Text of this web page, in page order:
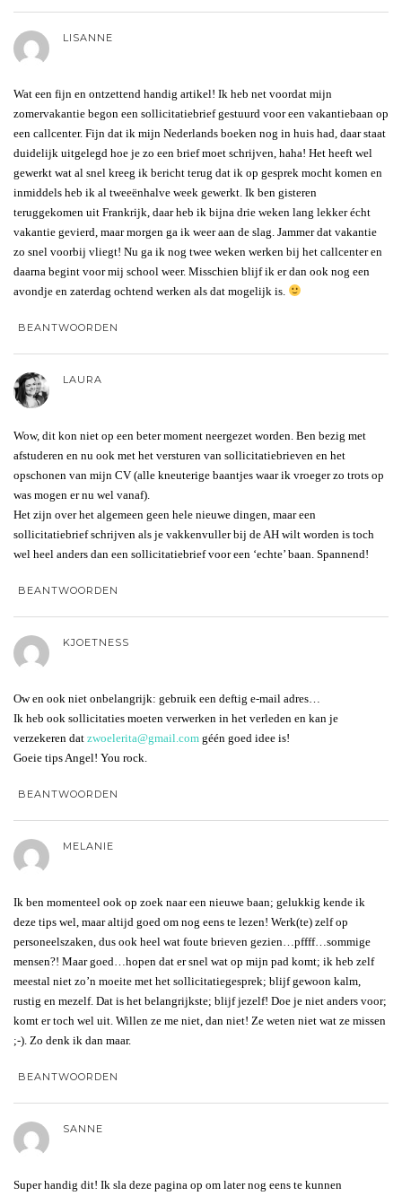
LISANNE
Wat een fijn en ontzettend handig artikel! Ik heb net voordat mijn
zomervakantie begon een sollicitatiebrief gestuurd voor een vakantiebaan op
een callcenter. Fijn dat ik mijn Nederlands boeken nog in huis had, daar staat
duidelijk uitgelegd hoe je zo een brief moet schrijven, haha! Het heeft wel
gewerkt wat al snel kreeg ik bericht terug dat ik op gesprek mocht komen en
inmiddels heb ik al tweeënhalve week gewerkt. Ik ben gisteren
teruggekomen uit Frankrijk, daar heb ik bijna drie weken lang lekker écht
vakantie gevierd, maar morgen ga ik weer aan de slag. Jammer dat vakantie
zo snel voorbij vliegt! Nu ga ik nog twee weken werken bij het callcenter en
daarna begint voor mij school weer. Misschien blijf ik er dan ook nog een
avondje en zaterdag ochtend werken als dat mogelijk is.
BEANTWOORDEN
LAURA
Wow, dit kon niet op een beter moment neergezet worden. Ben bezig met
afstuderen en nu ook met het versturen van sollicitatiebrieven en het
opschonen van mijn CV (alle kneuterige baantjes waar ik vroeger zo trots op
was mogen er nu wel vanaf).
Het zijn over het algemeen geen hele nieuwe dingen, maar een
sollicitatiebrief schrijven als je vakkenvuller bij de AH wilt worden is toch
wel heel anders dan een sollicitatiebrief voor een ‘echte’ baan. Spannend!
BEANTWOORDEN
KJOETNESS
Ow en ook niet onbelangrijk: gebruik een deftig e-mail adres…
Ik heb ook sollicitaties moeten verwerken in het verleden en kan je
verzekeren dat zwoelerita@gmail.com géén goed idee is!
Goeie tips Angel! You rock.
BEANTWOORDEN
MELANIE
Ik ben momenteel ook op zoek naar een nieuwe baan; gelukkig kende ik
deze tips wel, maar altijd goed om nog eens te lezen! Werk(te) zelf op
personeelszaken, dus ook heel wat foute brieven gezien…pffff…sommige
mensen?! Maar goed…hopen dat er snel wat op mijn pad komt; ik heb zelf
meestal niet zo’n moeite met het sollicitatiegesprek; blijf gewoon kalm,
rustig en mezelf. Dat is het belangrijkste; blijf jezelf! Doe je niet anders voor;
komt er toch wel uit. Willen ze me niet, dan niet! Ze weten niet wat ze missen
;-). Zo denk ik dan maar.
BEANTWOORDEN
SANNE
Super handig dit! Ik sla deze pagina op om later nog eens te kunnen